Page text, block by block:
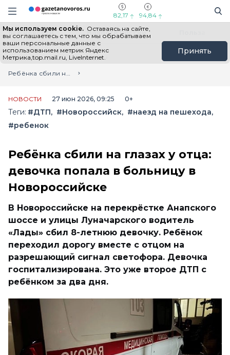
Информационный портал "ГазетаНоворос.ру"
Навигация сайта
82,17 94,84
Мы используем cookie. Оставаясь на сайте,
вы соглашаетесь с тем, что мы обрабатываем
ваши персональные данные с
использованием метрик Яндекс
Метрика,top.mail.ru, LiveInternet.
Принять
Все новости Новости России
Главная
Лента новостей
Ребёнка сбили на глазах у отца: девочка попала в больницу в Новороссийске
НОВОСТИ 27 июн 2026, 09:25 0+
Теги: #ДТП #Новороссийск
#наезд на пешехода
#ребенок
Ребёнка сбили на глазах у отца:
девочка попала в больницу в
Новороссийске
В Новороссийске на перекрёстке Анапского
шоссе и улицы Луначарского водитель
«Лады» сбил 8-летнюю девочку. Ребёнок
переходил дорогу вместе с отцом на
разрешающий сигнал светофора. Девочка
госпитализирована. Это уже второе ДТП с
ребёнком за два дня.